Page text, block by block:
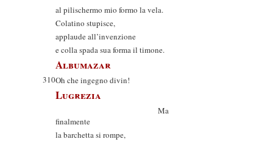
al pilischermo mio formo la vela.
Colatino stupisce,
applaude all’invenzione
e colla spada sua forma il timone.
Albumazar
310Oh che ingegno divin!
Lugrezia
Ma
finalmente
la barchetta si rompe,